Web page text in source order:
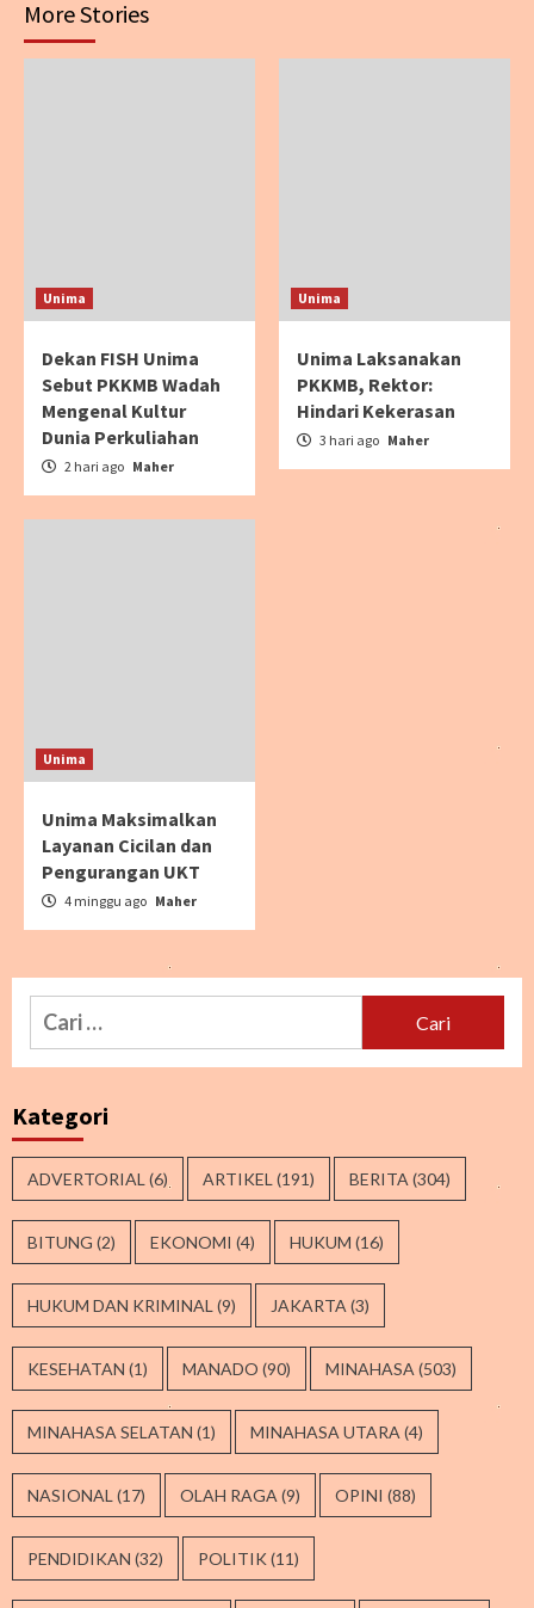
More Stories
Unima
Dekan FISH Unima
Sebut PKKMB Wadah
Mengenal Kultur
Dunia Perkuliahan
2 hari ago Maher
Unima
Unima Laksanakan
PKKMB, Rektor:
Hindari Kekerasan
3 hari ago Maher
Unima
Unima Maksimalkan
Layanan Cicilan dan
Pengurangan UKT
4 minggu ago Maher
Cari
untuk:
Kategori
ADVERTORIAL (6) ARTIKEL (191) BERITA (304)
BITUNG (2) EKONOMI (4) HUKUM (16)
HUKUM DAN KRIMINAL (9) JAKARTA (3)
KESEHATAN (1) MANADO (90) MINAHASA (503)
MINAHASA SELATAN (1) MINAHASA UTARA (4)
NASIONAL (17) OLAH RAGA (9) OPINI (88)
PENDIDIKAN (32) POLITIK (11)